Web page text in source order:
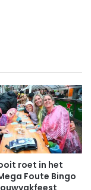
roet in het
Foute Bingo